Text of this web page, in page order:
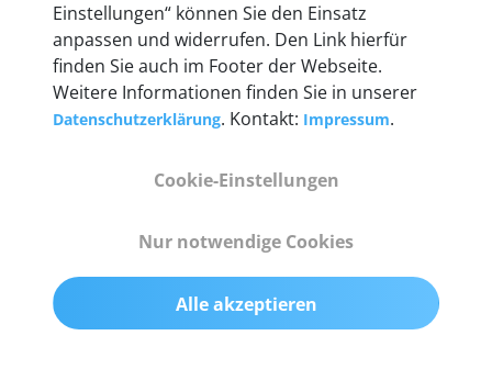
Technische Details &
Lieferumfang
55 mm x 25 mm x 12 mm
200 g
Einstellungen“ können Sie den Einsatz
anpassen und widerrufen. Den Link hierfür
finden Sie auch im Footer der Webseite.
Weitere Informationen finden Sie in unserer
Datenschutzerklärung. Kontakt: Impressum.
Cookie-Einstellungen
Nur notwendige Cookies
Alle akzeptieren